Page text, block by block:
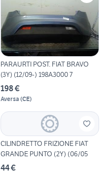
PARAURTI POST. FIAT BRAVO
(3Y) (12/09-) 198A3000 7
198 €
Aversa (CE)
CILINDRETTO FRIZIONE FIAT
GRANDE PUNTO (2Y) (06/05
44 €